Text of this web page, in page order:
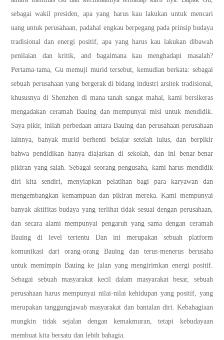
sebagai wakil presiden, apa yang harus kau lakukan untuk mencari
uang untuk perusahaan, padahal engkau berpegang pada prinsip budaya
tradisional dan energi positif, apa yang harus kau lakukan dibawah
penilaian dan kritik, and bagaimana kau menghadapi masalah?
Pertama-tama, Gu memuji murid tersebut, kemudian berkata: sebagai
sebuah perusahaan yang bergerak di bidang industri arsitek tradisional,
khususnya di Shenzhen di mana tanah sangat mahal, kami bersikeras
mengadakan ceramah Bauing dan mempunyai misi untuk mendidik.
Saya pikir, inilah perbedaan antara Bauing dan perusahaan-perusahaan
lainnya, banyak murid berhenti belajar setelah lulus, dan berpikir
bahwa pendidikan hanya diajarkan di sekolah, dan ini benar-benar
pikiran yang salah. Sebagai seorang pengusaha, kami harus mendidik
diri kita sendiri, menyiapkan pelatihan bagi para karyawan dan
mengembangkan kemampuan dan pikiran mereka. Kami mempunyai
banyak aktifitas budaya yang terlihat tidak sesuai dengan perusahaan,
dan secara alami mempunyai pengaruh yang sama dengan ceramah
Bauing di level tertentu Dan ini merupakan sebuah platform
komunikasi dari orang-orang Bauing dan terus-menerus berusaha
untuk memimpin Bauing ke jalan yang mengirimkan energi positif.
Sebagai sebuah masyarakat kecil dalam masyarakat besar, sebuah
perusahaan harus mempunyai nilai-nilai kehidupan yang positif, yang
merupakan tanggungjawab masyarakat dan bantalan diri. Kebahagiaan
mungkin tidak sejalan dengan kemakmuran, tetapi kebudayaan
membuat kita bersatu dan lebih bahagia.